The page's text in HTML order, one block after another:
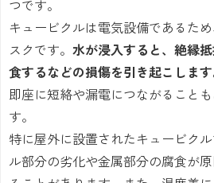
つです。
キュービクルは電気設備であるた
スクです。 水が浸入すると、絶縁
食するなどの損傷を引き起こします
即座に短絡や漏電につながること
す。
特に屋外に設置されたキュービク
ル部分の劣化や金属部分の腐食が